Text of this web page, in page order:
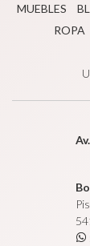
MUEBLES
ROPA